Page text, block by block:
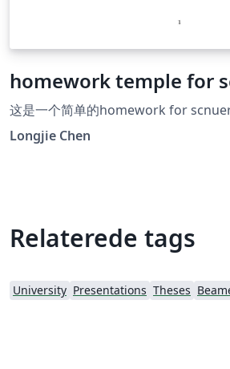
homework temple for
这是一个简单的
Longjie Chen
Relaterede tags
University Presentations Theses